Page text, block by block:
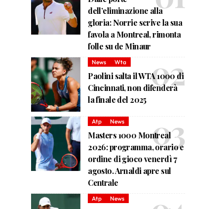
dell’eliminazione alla
gloria: Norrie scrive la sua
favola a Montreal, rimonta
folle su de Minaur
News Wta
Paolini salta il WTA 1000 di
Cincinnati, non difenderà
la finale del 2025
Atp News
Masters 1000 Montreal
2026: programma, orario e
ordine di gioco venerdì 7
agosto. Arnaldi apre sul
Centrale
Atp News